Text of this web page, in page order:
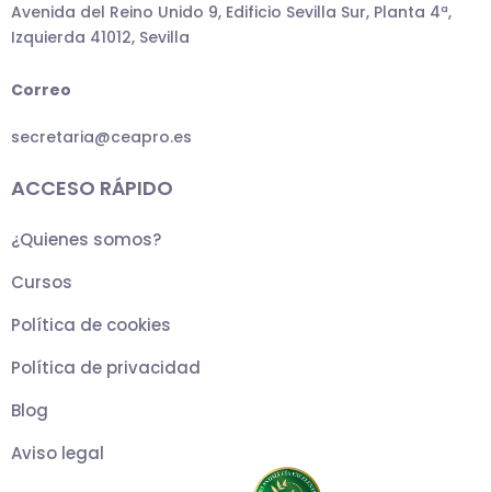
Avenida del Reino Unido 9, Edificio Sevilla Sur, Planta 4ª,
Izquierda 41012, Sevilla
Correo
secretaria@ceapro.es
ACCESO RÁPIDO
¿Quienes somos?
Cursos
Política de cookies
Política de privacidad
Blog
Aviso legal